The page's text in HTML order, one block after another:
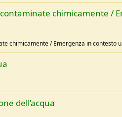
chimicamente /
chimicamente / Emergenza in contesto
dell’acqua